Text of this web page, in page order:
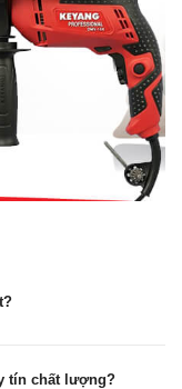
tín chất lượng?